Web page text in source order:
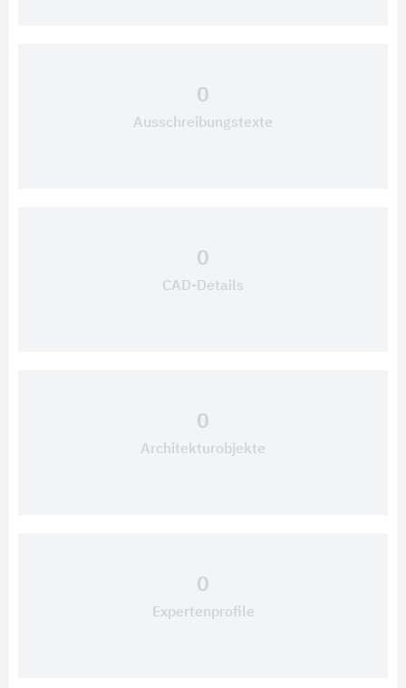
0
Ausschreibungstexte
0
CAD-Details
0
Architekturobjekte
0
Expertenprofile